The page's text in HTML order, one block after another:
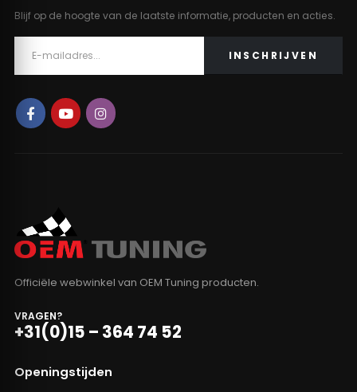
Blijf op de hoogte van de laatste informatie, producten en acties.
Officiële webwinkel van OEM Tuning producten.
VRAGEN?
+31(0)15 – 364 74 52
Openingstijden